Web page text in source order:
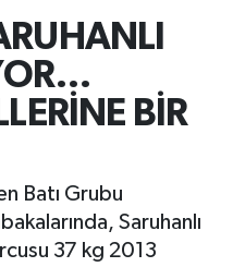
BİR
Batı Grubu
Saruhanlı
37 kg 2013